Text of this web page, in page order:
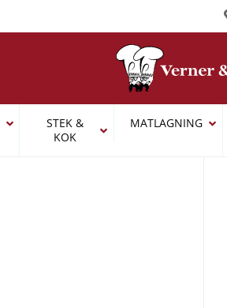
STEK &
KOK
MATLAGNING